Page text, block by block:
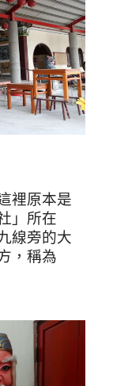
裡原本是
」所在
線旁的大
，稱為